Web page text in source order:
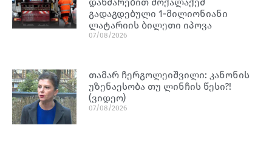
გადაგდებული 1-მილიონიანი
ლატარიის ბილეთი იპოვა
07/08/2026
თამარ ჩერგოლეიშვილი: კანონის
უზენაესობა თუ ლინჩის წესი?!
(ვიდეო)
07/08/2026